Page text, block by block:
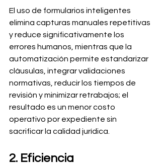
El uso de formularios inteligentes
elimina capturas manuales repetitivas
y reduce significativamente los
errores humanos, mientras que la
automatización permite estandarizar
cláusulas, integrar validaciones
normativas, reducir los tiempos de
revisión y minimizar retrabajos; el
resultado es un menor costo
operativo por expediente sin
sacrificar la calidad jurídica.
2. Eficiencia